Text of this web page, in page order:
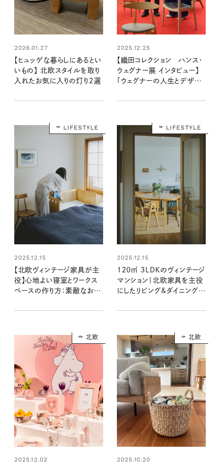
2026.01.27
【ヒュッゲな暮らしにあるとい
いもの】 北欧スタイルを取り
入れたお気に入りの灯り2選
2025.12.25
【織田コレクション ハンス・
ウェグナー展 インタビュー】
「ウェグナーの人生とデザイ
して」織田憲嗣さん×田根剛
LIFESTYLE
2025.12.15
【北欧ヴィンテージ家具が主
役】心地よい寝室とワークス
ペースの作り方：素敵なおう
LIFESTYLE
2025.12.15
120㎡ 3LDKのヴィンテージ
マンション｜北欧家具を主役
にしたリビング&ダイニング：
さん宅 前編
北欧
2025.12.02
北欧
2025.10.20